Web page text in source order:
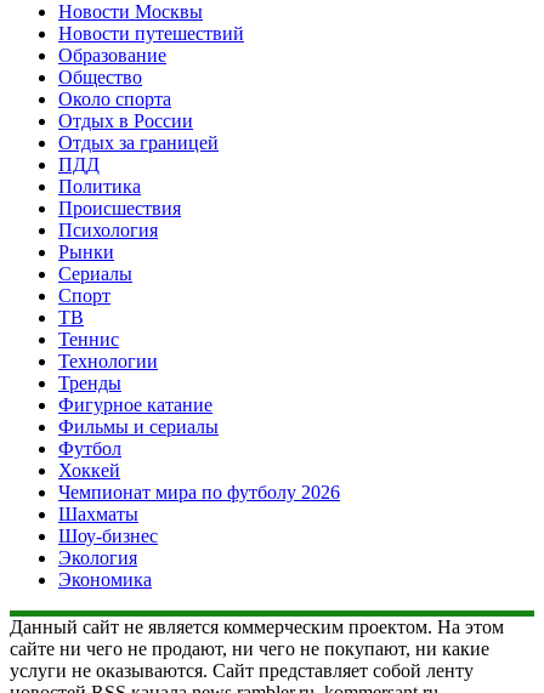
Новости Москвы
Новости путешествий
Образование
Общество
Около спорта
Отдых в России
Отдых за границей
ПДД
Политика
Происшествия
Психология
Рынки
Сериалы
Спорт
ТВ
Теннис
Технологии
Тренды
Фигурное катание
Фильмы и сериалы
Футбол
Хоккей
Чемпионат мира по футболу 2026
Шахматы
Шоу-бизнес
Экология
Экономика
Данный сайт не является коммерческим проектом. На этом
сайте ни чего не продают, ни чего не покупают, ни какие
услуги не оказываются. Сайт представляет собой ленту